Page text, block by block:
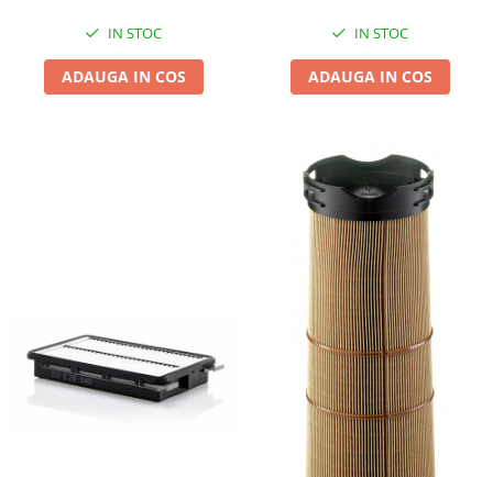
IN STOC
ADAUGA IN COS
IN STOC
ADAUGA IN COS